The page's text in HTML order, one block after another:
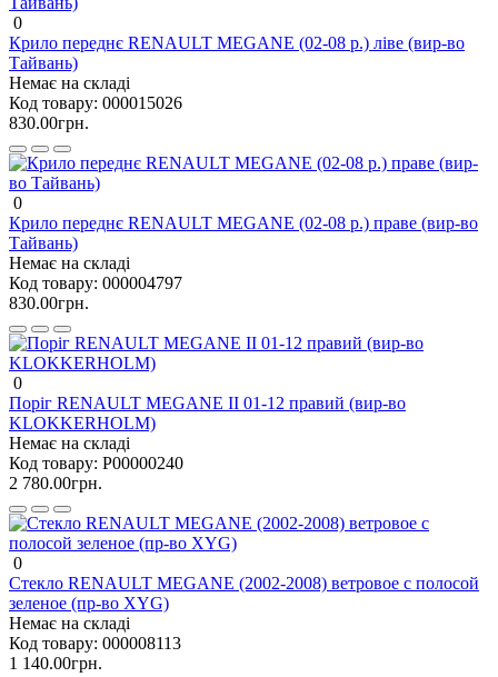
0
Крило переднє RENAULT MEGANE (02-08 р.) ліве (вир-во
Тайвань)
Немає на складі
Код товару: 000015026
830.00грн.
0
Крило переднє RENAULT MEGANE (02-08 р.) праве (вир-во
Тайвань)
Немає на складі
Код товару: 000004797
830.00грн.
0
Поріг RENAULT MEGANE II 01-12 правий (вир-во
KLOKKERHOLM)
Немає на складі
Код товару: P00000240
2 780.00грн.
0
Стекло RENAULT MEGANE (2002-2008) ветровое с полосой
зеленое (пр-во XYG)
Немає на складі
Код товару: 000008113
1 140.00грн.